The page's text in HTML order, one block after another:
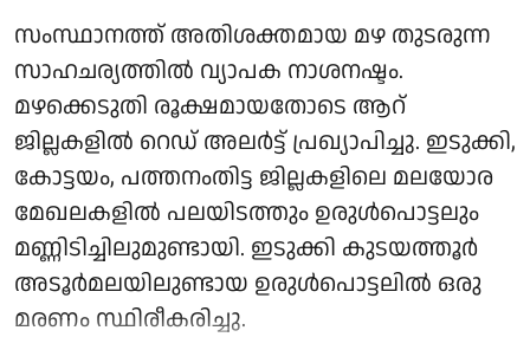
സംസ്ഥാനത്ത് അതിശക്തമായ മഴ തുടരുന്ന
സാഹചര്യത്തിൽ വ്യാപക നാശനഷ്ടം.
മഴക്കെടുതി രൂക്ഷമായതോടെ ആറ്
ജില്ലകളിൽ റെഡ് അലർട്ട് പ്രഖ്യാപിച്ചു. ഇടുക്കി,
കോട്ടയം, പത്തനംതിട്ട ജില്ലകളിലെ മലയോര
മേഖലകളിൽ പലയിടത്തും ഉരുൾപൊട്ടലും
മണ്ണിടിച്ചിലുമുണ്ടായി. ഇടുക്കി കുടയത്തൂർ
അടൂർമലയിലുണ്ടായ ഉരുൾപൊട്ടലിൽ ഒരു
മരണം സ്ഥിരീകരിച്ചു.